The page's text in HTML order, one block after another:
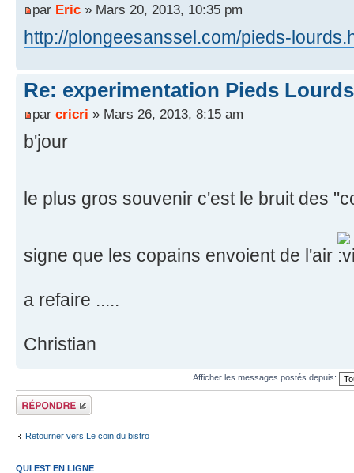
par Eric » Mars 20, 2013, 10:35 pm
http://plongeesanssel.com/pieds-
Re: experimentation Pieds Lourds
par cricri » Mars 26, 2013, 8:15 am
b'jour
le plus gros souvenir c'est le bruit des
signe que les copains envoient de l'air
a refaire .....
Christian
Afficher les messages postés depuis:
Répondre
Retourner vers Le coin du bistro
QUI EST EN LIGNE